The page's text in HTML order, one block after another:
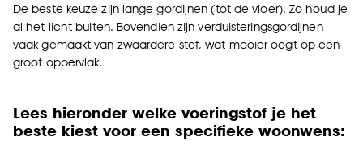
De beste keuze zijn lange gordijnen (tot de vloer). Zo houd je
al het licht buiten. Bovendien zijn verduisteringsgordijnen
vaak gemaakt van zwaardere stof, wat mooier oogt op een
groot oppervlak.
Lees hieronder welke voeringstof je het
beste kiest voor een specifieke woonwens: